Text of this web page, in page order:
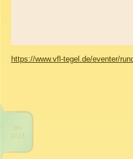
https://www.vfl-tegel.de/eventer/